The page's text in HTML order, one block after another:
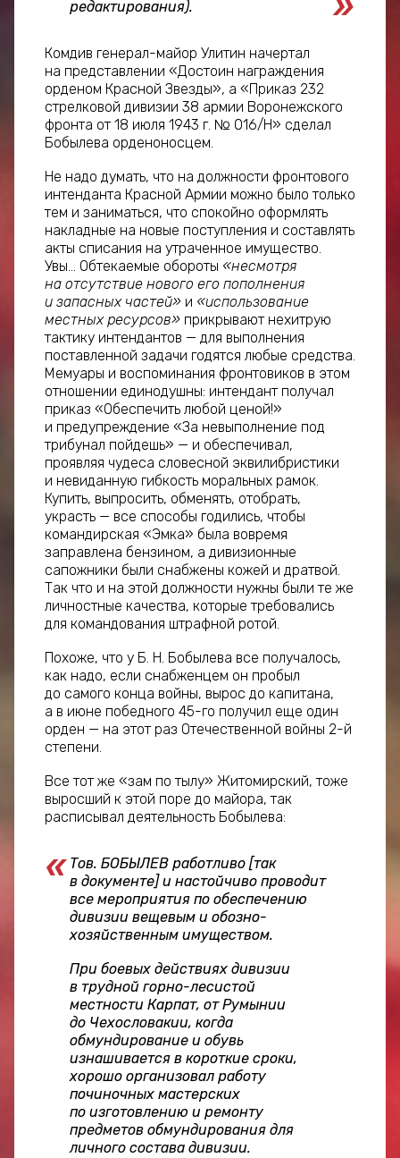
редактирования).
Комдив генерал-майор Улитин начертал
на представлении «Достоин награждения
орденом Красной Звезды», а «Приказ 232
стрелковой дивизии 38 армии Воронежского
фронта от 18 июля 1943 г. № 016/Н» сделал
Бобылева орденоносцем.
Не надо думать, что на должности фронтового
интенданта Красной Армии можно было только
тем и заниматься, что спокойно оформлять
накладные на новые поступления и составлять
акты списания на утраченное имущество.
Увы... Обтекаемые обороты «несмотря
на отсутствие нового его пополнения
и запасных частей» и «использование
местных ресурсов» прикрывают нехитрую
тактику интендантов — для выполнения
поставленной задачи годятся любые средства.
Мемуары и воспоминания фронтовиков в этом
отношении единодушны: интендант получал
приказ «Обеспечить любой ценой!»
и предупреждение «За невыполнение под
трибунал пойдешь» — и обеспечивал,
проявляя чудеса словесной эквилибристики
и невиданную гибкость моральных рамок.
Купить, выпросить, обменять, отобрать,
украсть — все способы годились, чтобы
командирская «Эмка» была вовремя
заправлена бензином, а дивизионные
сапожники были снабжены кожей и дратвой.
Так что и на этой должности нужны были те же
личностные качества, которые требовались
для командования штрафной ротой.
Похоже, что у Б. Н. Бобылева все получалось,
как надо, если снабженцем он пробыл
до самого конца войны, вырос до капитана,
а в июне победного 45-го получил еще один
орден — на этот раз Отечественной войны 2-й
степени.
Все тот же «зам по тылу» Житомирский, тоже
выросший к этой поре до майора, так
расписывал деятельность Бобылева:
Тов. БОБЫЛЕВ работливо [так
в документе] и настойчиво проводит
все мероприятия по обеспечению
дивизии вещевым и обозно-
хозяйственным имуществом.
При боевых действиях дивизии
в трудной горно-лесистой
местности Карпат, от Румынии
до Чехословакии, когда
обмундирование и обувь
изнашивается в короткие сроки,
хорошо организовал работу
починочных мастерских
по изготовлению и ремонту
предметов обмундирования для
личного состава дивизии.